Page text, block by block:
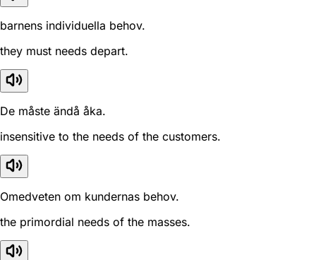
barnens individuella behov.
they must needs depart.
De måste ändå åka.
insensitive to the needs of the customers.
Omedveten om kundernas behov.
the primordial needs of the masses.